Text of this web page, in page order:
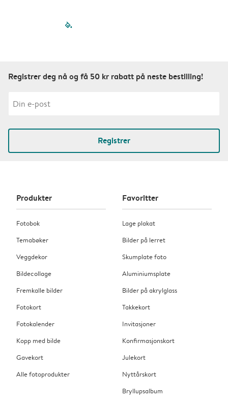
filled-pagination
Registrer deg nå og få 50 kr rabatt på neste bestilling!
Registrer
Produkter
Fotobok
Temabøker
Veggdekor
Bildecollage
Fremkalle bilder
Fotokort
Fotokalender
Kopp med bilde
Gavekort
Alle fotoprodukter
Favoritter
Lage plakat
Bilder på lerret
Skumplate foto
Aluminiumsplate
Bilder på akrylglass
Takkekort
Invitasjoner
Konfirmasjonskort
Julekort
Nyttårskort
Bryllupsalbum